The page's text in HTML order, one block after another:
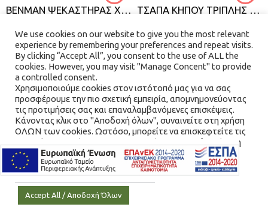
BENMAN ΨΕΚΑΣΤΗΡΑΣ ΧΕΙΡΟΣ
QUICK VIEW
ΤΣΑΠΑ ΚΗΠΟΥ ΤΡΙΠΛΗΣ ΟΔΟΝΤΩΣΗΣ ΜΕ ΞΥΛΙΝΗ ΛΑΒΗ BENMAN
QUICK VIEW
We use cookies on our website to give you the most relevant
experience by remembering your preferences and repeat visits.
By clicking “Accept All”, you consent to the use of ALL the
cookies. However, you may visit "Manage Concent" to provide
a controlled consent.
Χρησιμοποιούμε cookies στον ιστότοπό μας για να σας
προσφέρουμε την πιο σχετική εμπειρία, απομνημονεύοντας
τις προτιμήσεις σας και επαναλαμβανόμενες επισκέψεις.
Κάνοντας κλικ στο "Αποδοχή όλων", συναινείτε στη χρήση
ΟΛΩΝ των cookies. Ωστόσο, μπορείτε να επισκεφτείτε τις
"Διαχείριση Συνέναισης" για να παράσχετε μια ελεγχόμενη
συγκατάθεση.
Cookie Settings / Ρυθμίσεις Cookies
Accept All / Αποδοχή Όλων